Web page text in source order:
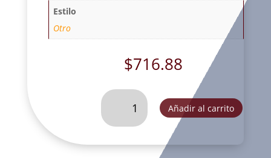
Estilo
Otro
$716.88
QUIJOTE
ACERO
ORO-
Añadir al carrito